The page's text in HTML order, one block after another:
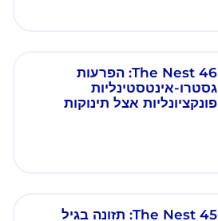
The Nest 46: הפרעות
גסטרו-אינטסטינליות
פונקציונליות אצל תינוקות
The Nest 45: תזונה בגיל